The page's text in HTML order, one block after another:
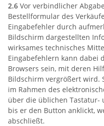
2.6 Vor verbindlicher
Bestellformular des
Eingabefehler durch
Bildschirm dargestellten
wirksames technisches
Eingabefehlern kann dabei
Browsers sein, mit deren
Bildschirm vergrößert wird.
im Rahmen des
über die üblichen Tastatur-
bis er den Button anklickt,
abschließt.